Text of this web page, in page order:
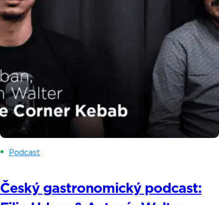
Podcast
Český gastronomický podcast: